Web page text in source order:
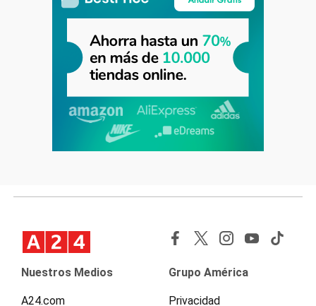
Nuestros Medios
A24.com
Grupo América
Privacidad